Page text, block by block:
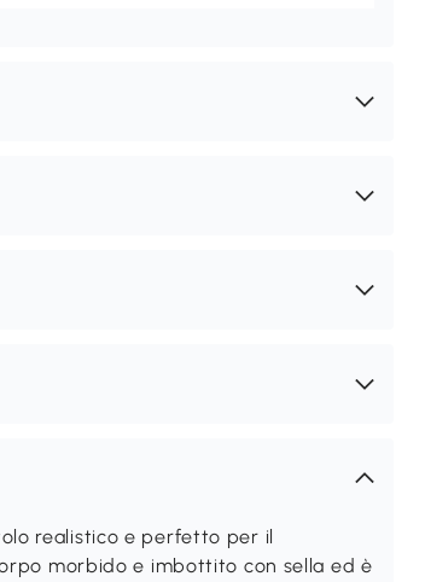
realistico e perfetto per il
morbido e imbottito con sella ed è